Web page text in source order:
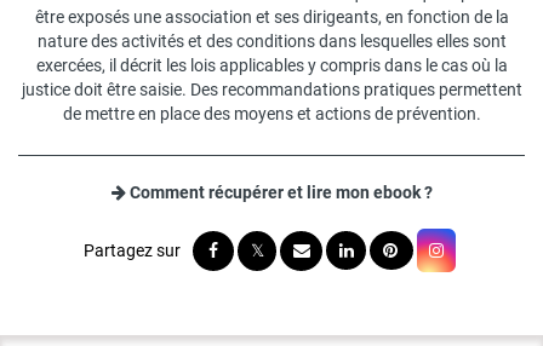
être exposés une association et ses dirigeants, en fonction de la
nature des activités et des conditions dans lesquelles elles sont
exercées, il décrit les lois applicables y compris dans le cas où la
justice doit être saisie. Des recommandations pratiques permettent
de mettre en place des moyens et actions de prévention.
Comment récupérer et lire mon ebook ?